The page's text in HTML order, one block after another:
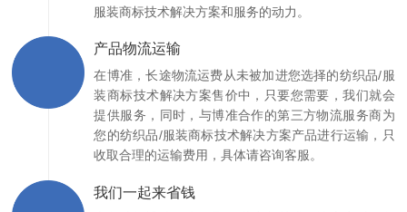
服装商标技术解决方案和服务的动力。
产品物流运输
在博准，长途物流运费从未被加进您选择的纺织品/服
装商标技术解决方案售价中，只要您需要，我们就会
提供服务，同时，与博准合作的第三方物流服务商为
您的纺织品/服装商标技术解决方案产品进行运输，只
收取合理的运输费用，具体请咨询客服。
我们一起来省钱